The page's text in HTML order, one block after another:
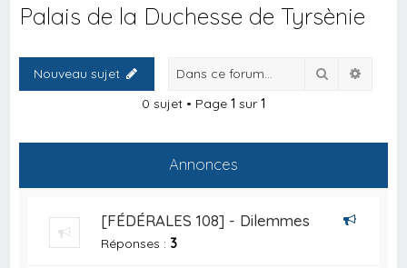
Palais de la Duchesse de Tyrsènie
Nouveau sujet Rechercher
0 sujet • Page 1 sur 1
Annonces
[FÉDÉRALES 108] - Dilemmes
Réponses : 3